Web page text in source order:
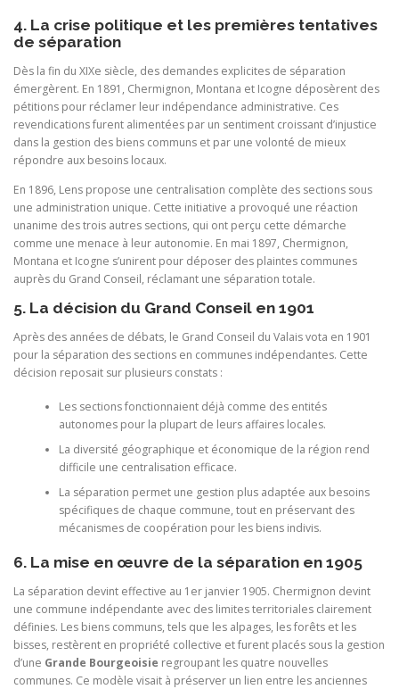
4. La crise politique et les premières tentatives
de séparation
Dès la fin du XIXe siècle, des demandes explicites de séparation
émergèrent. En 1891, Chermignon, Montana et Icogne déposèrent des
pétitions pour réclamer leur indépendance administrative. Ces
revendications furent alimentées par un sentiment croissant d’injustice
dans la gestion des biens communs et par une volonté de mieux
répondre aux besoins locaux.
En 1896, Lens propose une centralisation complète des sections sous
une administration unique. Cette initiative a provoqué une réaction
unanime des trois autres sections, qui ont perçu cette démarche
comme une menace à leur autonomie. En mai 1897, Chermignon,
Montana et Icogne s’unirent pour déposer des plaintes communes
auprès du Grand Conseil, réclamant une séparation totale.
5. La décision du Grand Conseil en 1901
Après des années de débats, le Grand Conseil du Valais vota en 1901
pour la séparation des sections en communes indépendantes. Cette
décision reposait sur plusieurs constats :
Les sections fonctionnaient déjà comme des entités
autonomes pour la plupart de leurs affaires locales.
La diversité géographique et économique de la région rend
difficile une centralisation efficace.
La séparation permet une gestion plus adaptée aux besoins
spécifiques de chaque commune, tout en préservant des
mécanismes de coopération pour les biens indivis.
6. La mise en œuvre de la séparation en 1905
La séparation devint effective au 1er janvier 1905. Chermignon devint
une commune indépendante avec des limites territoriales clairement
définies. Les biens communs, tels que les alpages, les forêts et les
bisses, restèrent en propriété collective et furent placés sous la gestion
d’une Grande Bourgeoisie regroupant les quatre nouvelles
communes. Ce modèle visait à préserver un lien entre les anciennes